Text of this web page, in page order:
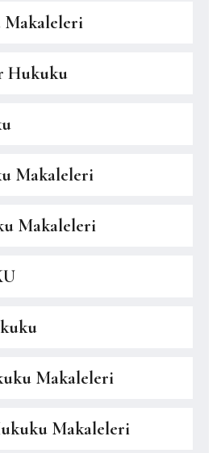
Hukuku
Makaleleri
Makaleleri
Makaleleri
Makaleleri